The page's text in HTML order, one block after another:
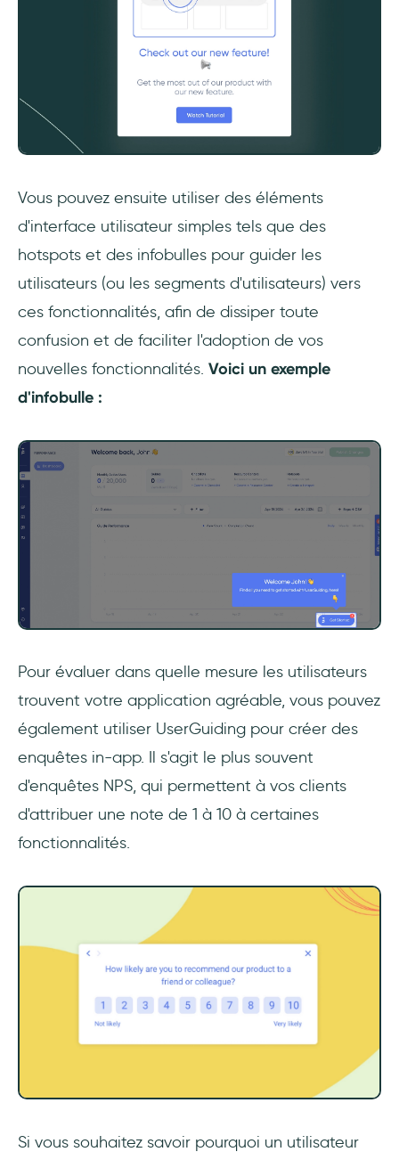
Vous pouvez ensuite utiliser des éléments
d'interface utilisateur simples tels que des
hotspots et des infobulles pour guider les
utilisateurs (ou les segments d'utilisateurs) vers
ces fonctionnalités, afin de dissiper toute
confusion et de faciliter l'adoption de vos
nouvelles fonctionnalités. Voici un exemple
d'infobulle :
Pour évaluer dans quelle mesure les utilisateurs
trouvent votre application agréable, vous pouvez
également utiliser UserGuiding pour créer des
enquêtes in-app. Il s'agit le plus souvent
d'enquêtes NPS, qui permettent à vos clients
d'attribuer une note de 1 à 10 à certaines
fonctionnalités.
Si vous souhaitez savoir pourquoi un utilisateur